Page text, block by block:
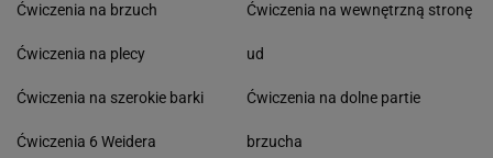
Ćwiczenia na brzuch
Ćwiczenia na plecy
Ćwiczenia na szerokie barki
Ćwiczenia 6 Weidera
Ćwiczenia na wewnętrzną stronę
ud
Ćwiczenia na dolne partie
brzucha